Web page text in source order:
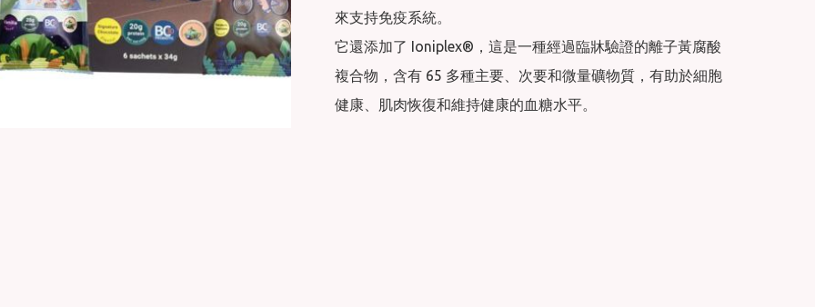
來⽀持免疫系統。
它還添加了 Ioniplex®，這是⼀種經過臨牀驗證的離⼦⿈腐酸
複合物，含有 65 多種主要、次要和微量礦物質，有助於細胞
健康、肌⾁恢復和維持健康的⾎糖⽔平。